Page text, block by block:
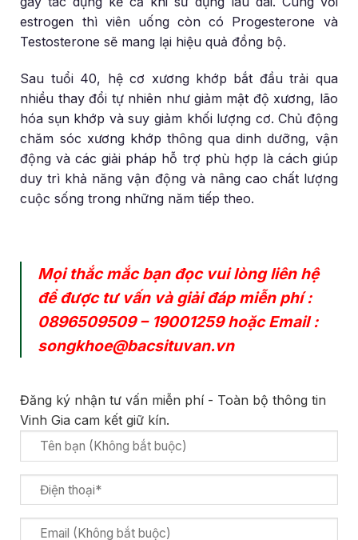
estrogen thì viên uống còn có Progesterone và
Testosterone sẽ mang lại hiệu quả đồng bộ.
Sau tuổi 40, hệ cơ xương khớp bắt đầu trải qua
nhiều thay đổi tự nhiên như giảm mật độ xương, lão
hóa sụn khớp và suy giảm khối lượng cơ. Chủ động
chăm sóc xương khớp thông qua dinh dưỡng, vận
động và các giải pháp hỗ trợ phù hợp là cách giúp
duy trì khả năng vận động và nâng cao chất lượng
cuộc sống trong những năm tiếp theo.
Mọi thắc mắc bạn đọc vui lòng liên hệ
để được tư vấn và giải đáp miễn phí :
0896509509– 19001259hoặc Email :
songkhoe@bacsituvan.vn
Đăng ký nhận tư vấn miễn phí - Toàn bộ thông tin
Vinh Gia cam kết giữ kín.